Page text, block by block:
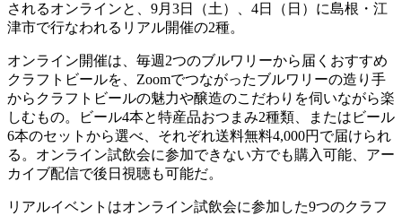
されるオンラインと、9月3日（土）、4日（日）に島根・江
津市で行なわれるリアル開催の2種。
オンライン開催は、毎週2つのブルワリーから届くおすすめ
クラフトビールを、Zoomでつながったブルワリーの造り手
からクラフトビールの魅力や醸造のこだわりを伺いながら楽
しむもの。ビール4本と特産品おつまみ2種類、またはビール
6本のセットから選べ、それぞれ送料無料4,000円で届けられ
る。オンライン試飲会に参加できない方でも購入可能、アー
カイブ配信で後日視聴も可能だ。
リアルイベントはオンライン試飲会に参加した9つのクラフ